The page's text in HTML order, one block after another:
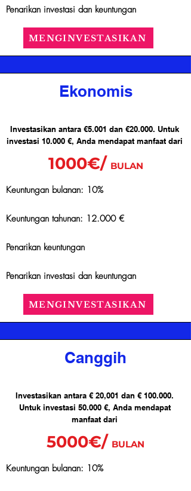
Penarikan investasi dan keuntungan
MENGINVESTASIKAN
Ekonomis
Investasikan antara €5.001 dan €20.000. Untuk
investasi 10.000 €, Anda mendapat manfaat dari
1000€/ BULAN
Keuntungan bulanan: 10%
Keuntungan tahunan: 12.000 €
Penarikan keuntungan
Penarikan investasi dan keuntungan
MENGINVESTASIKAN
Canggih
Investasikan antara € 20,001 dan € 100.000.
Untuk investasi 50.000 €, Anda mendapat
manfaat dari
5000€/ BULAN
Keuntungan bulanan: 10%